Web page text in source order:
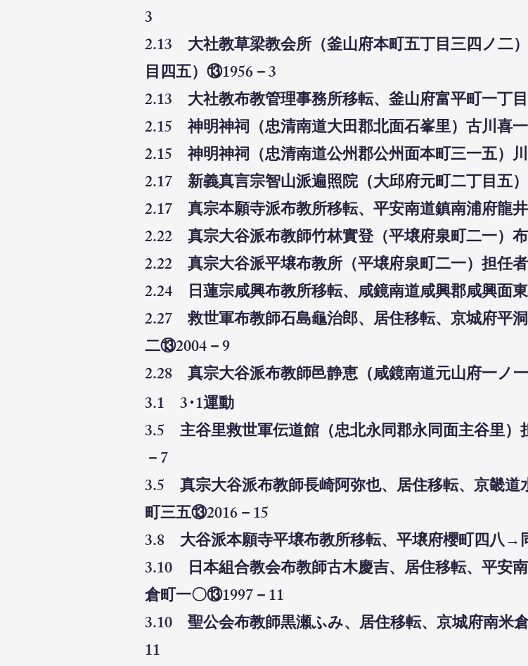
3
2.13 大社教草梁教会所（釜山府本町五丁目三四ノ二
目四五）⑬1956－3
2.13 大社教布教管理事務所移転、釜山府富平町一丁
2.15 神明神祠（忠清南道大田郡北面石峯里）古川喜
2.15 神明神祠（忠清南道公州郡公州面本町三一五）
2.17 新義真言宗智山派遍照院（大邱府元町二丁目五
2.17 真宗本願寺派布教所移転、平安南道鎮南浦府龍
2.22 真宗大谷派布教師竹林實登（平壌府泉町二一）
2.22 真宗大谷派平壌布教所（平壌府泉町二一）担任
2.24 日蓮宗咸興布教所移転、咸鏡南道咸興郡咸興面
2.27 救世軍布教師石島龜治郎、居住移転、京城府平
二⑬2004－9
2.28 真宗大谷派布教師邑静恵（咸鏡南道元山府一ノ
3.1 3･1運動
3.5 主谷里救世軍伝道館（忠北永同郡永同面主谷里
－7
3.5 真宗大谷派布教師長崎阿弥也、居住移転、京畿
町三五⑬2016－15
3.8 大谷派本願寺平壌布教所移転、平壌府櫻町四八→
3.10 日本組合教会布教師古木慶吉、居住移転、平安
倉町一〇⑬1997－11
3.10 聖公会布教師黒瀬ふみ、居住移転、京城府南米
11